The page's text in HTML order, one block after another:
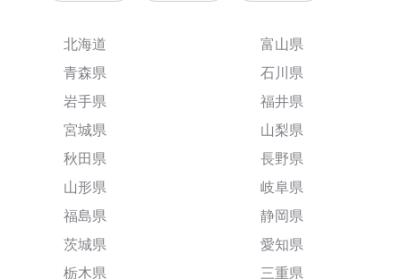
北海道
青森県
岩手県
宮城県
秋田県
山形県
福島県
茨城県
栃木県
富山県
石川県
福井県
山梨県
長野県
岐阜県
静岡県
愛知県
三重県